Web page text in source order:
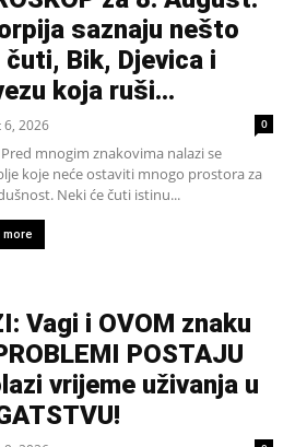
saznaju nešto
Bik, Djevica i
koja ruši...
6, 2026 0
Pred mnogim znakovima nalazi se
koje neće ostaviti mnogo prostora za
Neki će čuti istinu...
more
Vagi i OVOM znaku
POSTAJU
vrijeme uživanja u